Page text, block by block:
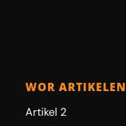
WOR ARTIKELEN
Artikel 2